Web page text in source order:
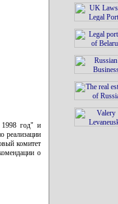
1998 год" и
реализации
комитет
о